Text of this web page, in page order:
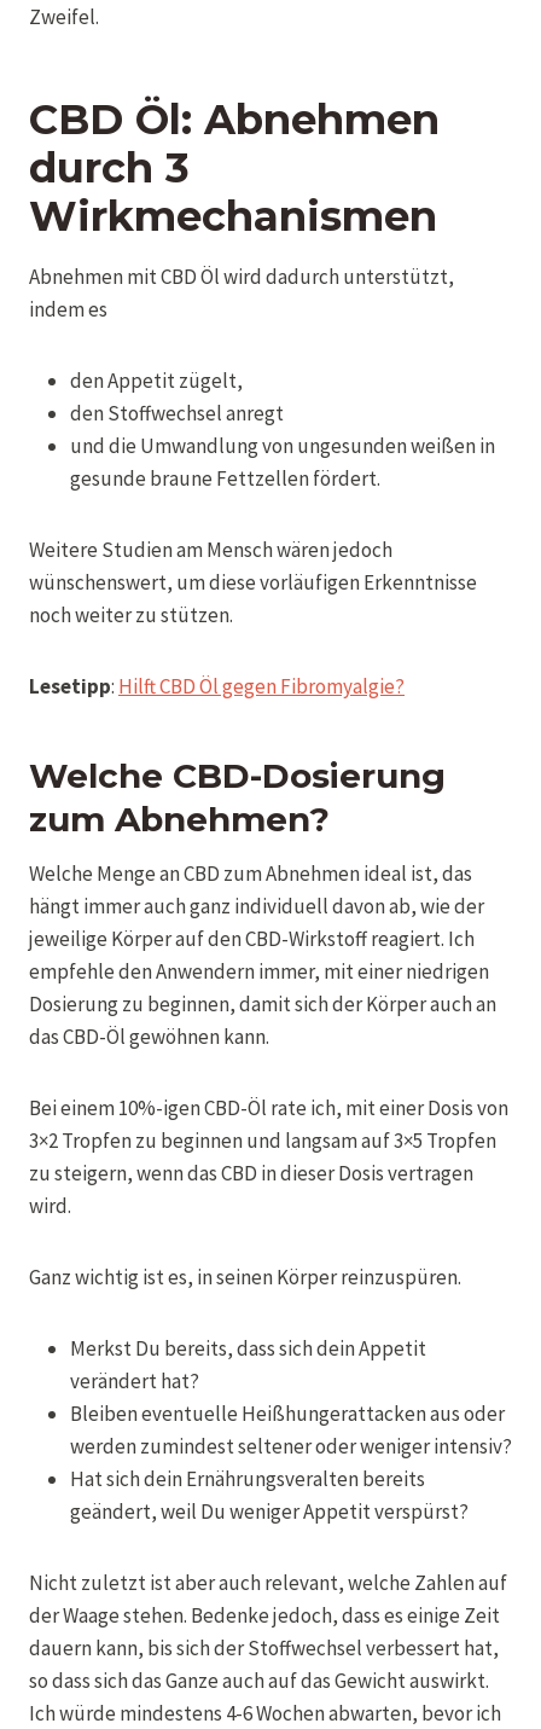
Zweifel.
CBD Öl: Abnehmen
durch 3
Wirkmechanismen
Abnehmen mit CBD Öl wird dadurch unterstützt,
indem es
den Appetit zügelt,
den Stoffwechsel anregt
und die Umwandlung von ungesunden weißen in
gesunde braune Fettzellen fördert.
Weitere Studien am Mensch wären jedoch
wünschenswert, um diese vorläufigen Erkenntnisse
noch weiter zu stützen.
Lesetipp: Hilft CBD Öl gegen Fibromyalgie?
Welche CBD-Dosierung
zum Abnehmen?
Welche Menge an CBD zum Abnehmen ideal ist, das
hängt immer auch ganz individuell davon ab, wie der
jeweilige Körper auf den CBD-Wirkstoff reagiert. Ich
empfehle den Anwendern immer, mit einer niedrigen
Dosierung zu beginnen, damit sich der Körper auch an
das CBD-Öl gewöhnen kann.
Bei einem 10%-igen CBD-Öl rate ich, mit einer Dosis von
3×2 Tropfen zu beginnen und langsam auf 3×5 Tropfen
zu steigern, wenn das CBD in dieser Dosis vertragen
wird.
Ganz wichtig ist es, in seinen Körper reinzuspüren.
Merkst Du bereits, dass sich dein Appetit
verändert hat?
Bleiben eventuelle Heißhungerattacken aus oder
werden zumindest seltener oder weniger intensiv?
Hat sich dein Ernährungsveralten bereits
geändert, weil Du weniger Appetit verspürst?
Nicht zuletzt ist aber auch relevant, welche Zahlen auf
der Waage stehen. Bedenke jedoch, dass es einige Zeit
dauern kann, bis sich der Stoffwechsel verbessert hat,
so dass sich das Ganze auch auf das Gewicht auswirkt.
Ich würde mindestens 4-6 Wochen abwarten, bevor ich